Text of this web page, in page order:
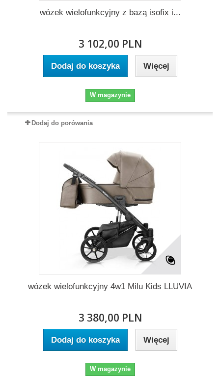
wózek wielofunkcyjny z bazą isofix i...
3 102,00 PLN
Dodaj do koszyka Więcej
W magazynie
Dodaj do porówania
wózek wielofunkcyjny 4w1 Milu Kids LLUVIA
3 380,00 PLN
Dodaj do koszyka Więcej
W magazynie